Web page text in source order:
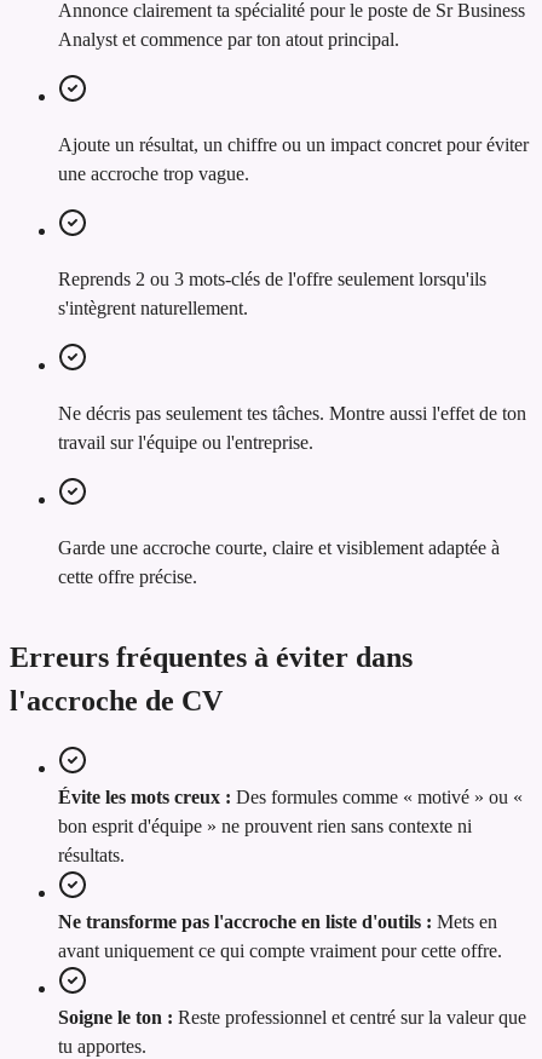
Annonce clairement ta spécialité pour le poste de Sr Business
Analyst et commence par ton atout principal.
Ajoute un résultat, un chiffre ou un impact concret pour éviter
une accroche trop vague.
Reprends 2 ou 3 mots-clés de l'offre seulement lorsqu'ils
s'intègrent naturellement.
Ne décris pas seulement tes tâches. Montre aussi l'effet de ton
travail sur l'équipe ou l'entreprise.
Garde une accroche courte, claire et visiblement adaptée à
cette offre précise.
Erreurs fréquentes à éviter dans
l'accroche de CV
Évite les mots creux : Des formules comme « motivé » ou «
bon esprit d'équipe » ne prouvent rien sans contexte ni
résultats.
Ne transforme pas l'accroche en liste d'outils : Mets en
avant uniquement ce qui compte vraiment pour cette offre.
Soigne le ton : Reste professionnel et centré sur la valeur que
tu apportes.